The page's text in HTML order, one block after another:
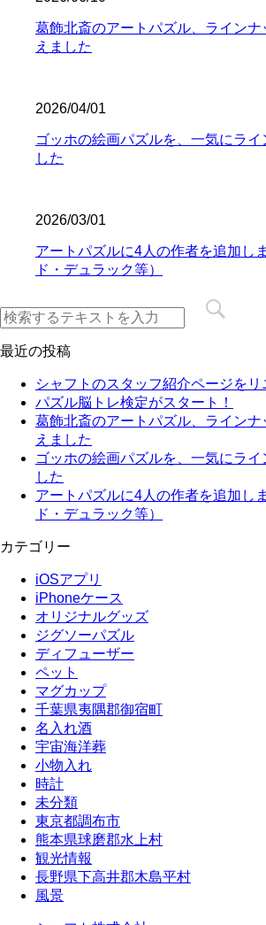
葛飾北斎のアートパズル、ライン
えました
2026/04/01
ゴッホの絵画パズルを、一気にライ
した
2026/03/01
アートパズルに4人の作者を追加し
ド・デュラック等）
最近の投稿
シャフトのスタッフ紹介ページを
パズル脳トレ検定がスタート！
葛飾北斎のアートパズル、ライン
えました
ゴッホの絵画パズルを、一気にライ
した
アートパズルに4人の作者を追加し
ド・デュラック等）
カテゴリー
iOSアプリ
iPhoneケース
オリジナルグッズ
ジグソーパズル
ディフューザー
ペット
マグカップ
千葉県夷隅郡御宿町
名入れ酒
宇宙海洋葬
小物入れ
時計
未分類
東京都調布市
熊本県球磨郡水上村
観光情報
長野県下高井郡木島平村
風景